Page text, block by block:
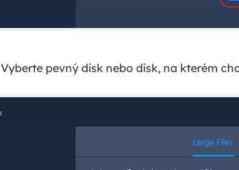
Vyberte pevný disk nebo disk, na kterém